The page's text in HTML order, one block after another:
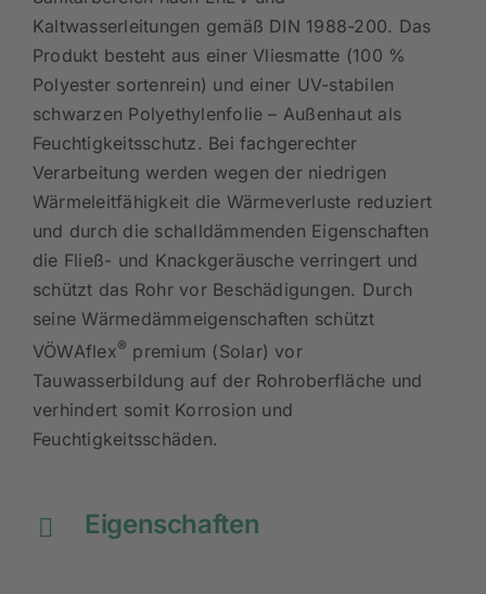
Sanitärbereich nach EnEV und
Kaltwasserleitungen gemäß DIN 1988-200. Das
Produkt besteht aus einer Vliesmatte (100 %
Polyester sortenrein) und einer UV-stabilen
schwarzen Polyethylenfolie – Außenhaut als
Feuchtigkeitsschutz. Bei fachgerechter
Verarbeitung werden wegen der niedrigen
Wärmeleitfähigkeit die Wärmeverluste reduziert
und durch die schalldämmenden Eigenschaften
die Fließ- und Knackgeräusche verringert und
schützt das Rohr vor Beschädigungen. Durch
seine Wärmedämmeigenschaften schützt
VÖWAflex premium (Solar) vor
Tauwasserbildung auf der Rohroberfläche und
verhindert somit Korrosion und
Eigenschaften